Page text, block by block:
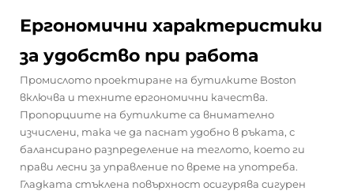
Ергономични характеристики
за удобство при работа
Промислото проектиране на бутилките Boston
включва и техните ергономични качества.
Пропорциите на бутилките са внимателно
изчислени, така че да паснат удобно в ръката, с
балансирано разпределение на теглото, което ги
прави лесни за управление по време на употреба.
Гладката стъклена повърхност осигурява сигурен